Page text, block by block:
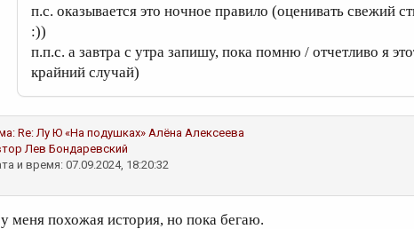
п.с. оказывается это ночное правило (оценивать свежий
:))
п.п.с. а завтра с утра запишу, пока помню / отчетливо я
крайний случай)
Re: Лу Ю «На подушках» Алёна Алексеева
Лев Бондаревский
и время: 07.09.2024, 18:20:32
меня похожая история, но пока бегаю.